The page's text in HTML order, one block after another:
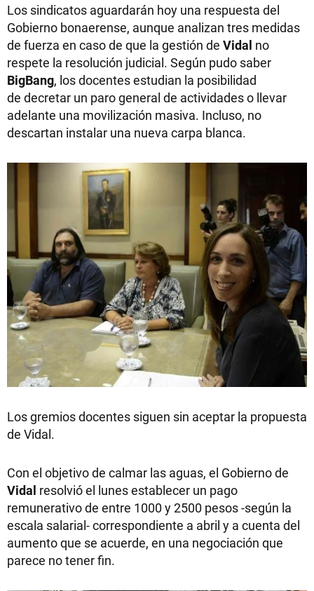
Los sindicatos aguardarán hoy una respuesta del
Gobierno bonaerense, aunque analizan tres medidas
de fuerza en caso de que la gestión de Vidal no
respete la resolución judicial. Según pudo saber
BigBang, los docentes estudian la posibilidad
de decretar un paro general de actividades o llevar
adelante una movilización masiva. Incluso, no
descartan instalar una nueva carpa blanca.
Los gremios docentes siguen sin aceptar la propuesta
de Vidal.
Con el objetivo de calmar las aguas, el Gobierno de
Vidal resolvió el lunes establecer un pago
remunerativo de entre 1000 y 2500 pesos -según la
escala salarial- correspondiente a abril y a cuenta del
aumento que se acuerde, en una negociación que
parece no tener fin.